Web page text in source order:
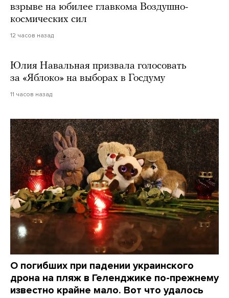
взрыве на юбилее главкома Воздушно-
космических сил
12 часов назад
Юлия Навальная призвала голосовать
за «Яблоко» на выборах в Госдуму
11 часов назад
О погибших при падении украинского
дрона на пляж в Геленджике по-прежнему
известно крайне мало. Вот что удалось